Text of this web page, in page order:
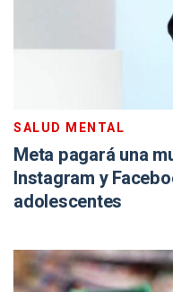
SALUD MENTAL
Meta pagará una
Instagram y
adolescentes